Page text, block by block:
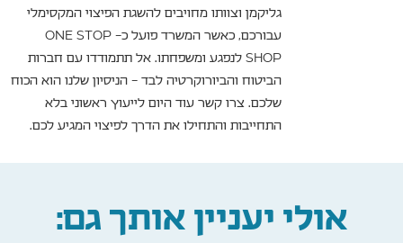
גליקמן וצוותו מחויבים להשגת הפיצוי המקסימלי
עבורכם, כאשר המשרד פועל כ- ONE STOP
SHOP לנפגע ומשפחתו. אל תתמודדו עם חברות
הביטוח והביורוקרטיה לבד – הניסיון שלנו הוא הכוח
שלכם. צרו קשר עוד היום לייעוץ ראשוני בלא
התחייבות והתחילו את הדרך לפיצוי המגיע לכם.
אולי יעניין אותך גם: